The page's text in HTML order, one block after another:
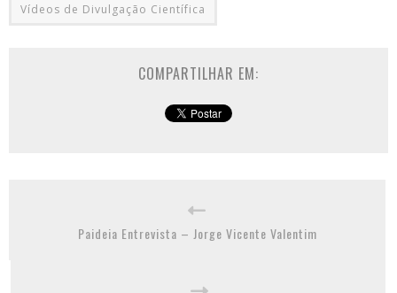
Vídeos de Divulgação Científica
COMPARTILHAR EM:
Paideia Entrevista – Jorge Vicente Valentim